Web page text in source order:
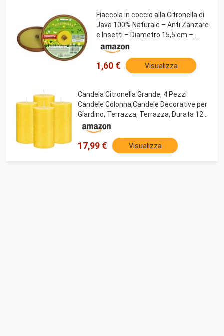
Fiaccola in coccio alla Citronella di
Java 100% Naturale – Anti Zanzare
e Insetti – Diametro 15,5 cm –
Durata 2,5 Ore – Cereria Di Giorgio
1,60 € Visualizza
Candela Citronella Grande, 4 Pezzi
Candele Colonna,Candele Decorative per
Giardino, Terrazza, Terrazza, Durata 120
Ore, Fresca Profumata, Senza Fumo,
Senza Gocciolamento
17,99 € Visualizza